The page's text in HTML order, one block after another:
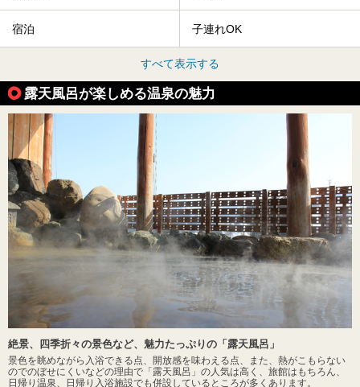
宿泊 子連れOK
すべて表示する
露天風呂が楽しめる温泉の魅力
絶景、四季折々の景色など、魅力たっぷりの「露天風呂」
景色を眺めながら入浴できる点、開放感を味わえる点、また、熱がこもらない
のでのぼせにくいなどの理由で「露天風呂」の人気は高く、旅館はもちろん、
日帰り温泉、日帰り入浴施設でも併設しているところが多くあります。